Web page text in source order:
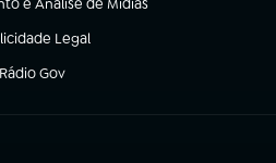
e Análise de Mídias
aba)
Legal
em nova aba)
Rádio Gov
(abre em nova aba)